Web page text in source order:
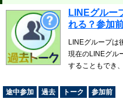
LINEグルー
れる？参加
LINEグループは
現在のLINEグル
することもでき
途中参加
過去 トーク 参加前